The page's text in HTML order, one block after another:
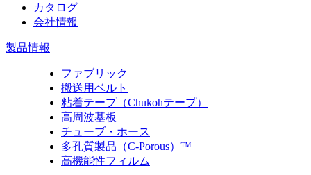
カタログ
会社情報
製品情報
ファブリック
搬送用ベルト
粘着テープ（Chukohテープ）
高周波基板
チューブ・ホース
多孔質製品（C-Porous）™
高機能性フィルム